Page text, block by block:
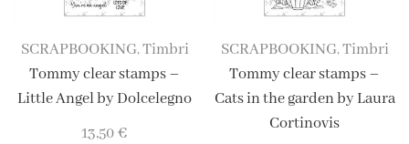
SCRAPBOOKING, Timbri
Tommy clear stamps –
Little Angel by Dolcelegno
13,50€
SCRAPBOOKING, Timbri
Tommy clear stamps –
Cats in the garden by Laura
Cortinovis